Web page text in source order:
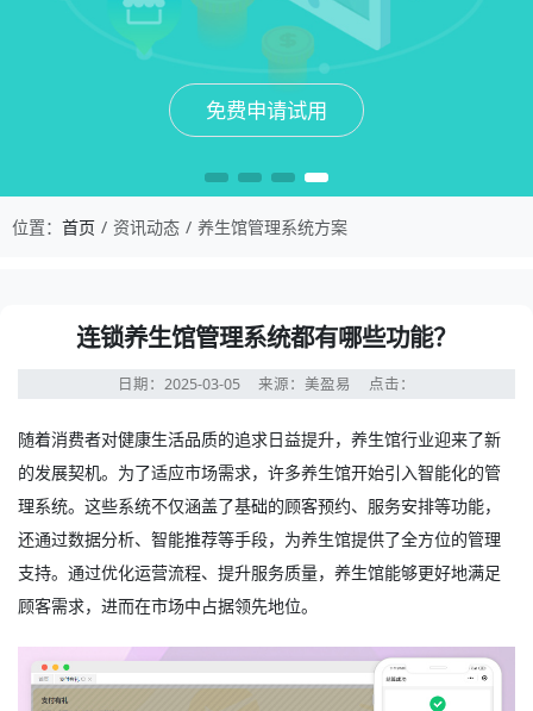
免费申请试用
免费申请试用
免费申请试用
免费申请试用
位置： 首页 资讯动态 养生馆管理系统方案
连锁养生馆管理系统都有哪些功能？
日期：2025-03-05 来源：美盈易 点击：
随着消费者对健康生活品质的追求日益提升，养生馆行业迎来了新
的发展契机。为了适应市场需求，许多养生馆开始引入智能化的管
理系统。这些系统不仅涵盖了基础的顾客预约、服务安排等功能，
还通过数据分析、智能推荐等手段，为养生馆提供了全方位的管理
支持。通过优化运营流程、提升服务质量，养生馆能够更好地满足
顾客需求，进而在市场中占据领先地位。